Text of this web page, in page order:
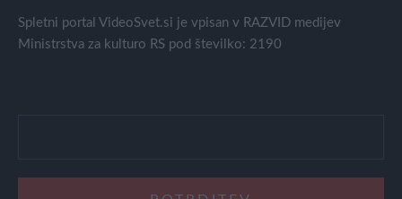
Spletni portal VideoSvet.si je vpisan v RAZVID medijev
Ministrstva za kulturo RS pod številko: 2190